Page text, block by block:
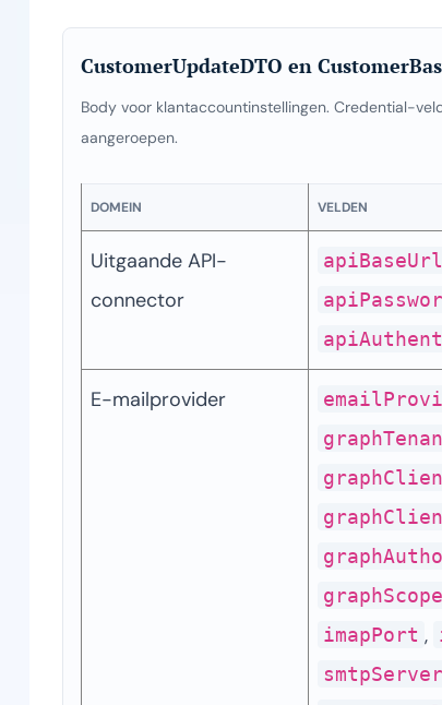
CustomerUpdateDTO en
Body voor klantaccountinstellingen. Credential-
aangeroepen.
DOMEIN VELDEN
Uitgaande API-
connector
apiBaseUrl
E-mailprovider
graphScope
imapPort ,
smtpServer